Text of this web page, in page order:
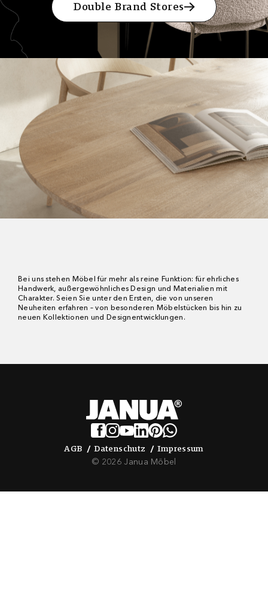
Double Brand Stores
Double Brand Stores
Bei uns stehen Möbel für mehr als reine Funktion: für ehrliches
Handwerk, außergewöhnliches Design und Materialien mit
Charakter. Seien Sie unter den Ersten, die von unseren
Neuheiten erfahren – von besonderen Möbelstücken bis hin zu
neuen Kollektionen und Designentwicklungen.
AGB
Datenschutz
Datenschutz
Impressum
Impressum
© 2026 Janua Möbel